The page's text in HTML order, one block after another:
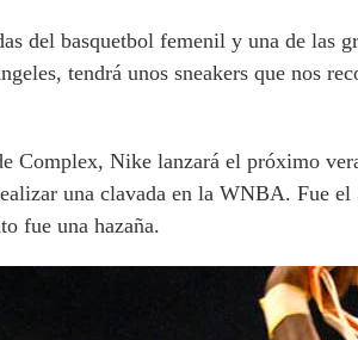
del basquetbol femenil y una de las
tendrá unos sneakers que nos
Complex, Nike lanzará el próximo
una clavada en la WNBA. Fue
fue una hazaña.